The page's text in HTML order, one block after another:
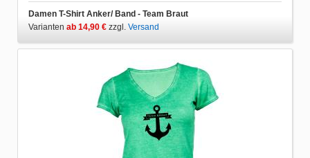
Damen T-Shirt Anker/ Band - Team Braut
Varianten ab 14,90 € zzgl. Versand